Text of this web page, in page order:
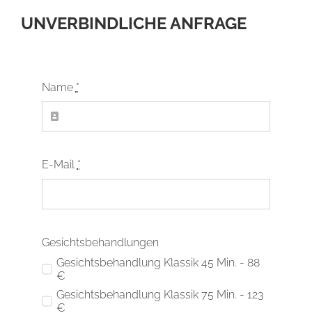
UNVERBINDLICHE ANFRAGE
Name *
E-Mail *
Gesichtsbehandlungen
Gesichtsbehandlung Klassik 45 Min. - 88
€
Gesichtsbehandlung Klassik 75 Min. - 123
€